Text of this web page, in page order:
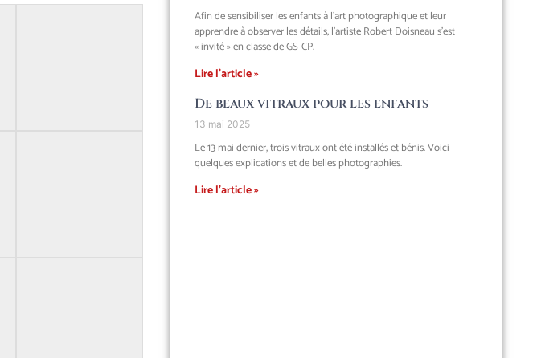
Afin de sensibiliser les enfants à l’art photographique et leur
apprendre à observer les détails, l’artiste Robert Doisneau s’est
« invité » en classe de GS-CP.
Lire l'article »
De beaux vitraux pour les enfants
13 mai 2025
Le 13 mai dernier, trois vitraux ont été installés et bénis. Voici
quelques explications et de belles photographies.
Lire l'article »